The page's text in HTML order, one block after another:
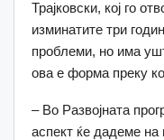
Трајковски, кој го
изминатите три
проблеми, но има
ова е форма преку
– Во Развојната
аспект ќе дадеме на